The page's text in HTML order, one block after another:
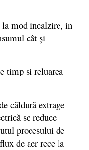
la mod incalzire, in
cât şi
timp si reluarea
căldură extrage
se reduce
procesului de
de aer rece la